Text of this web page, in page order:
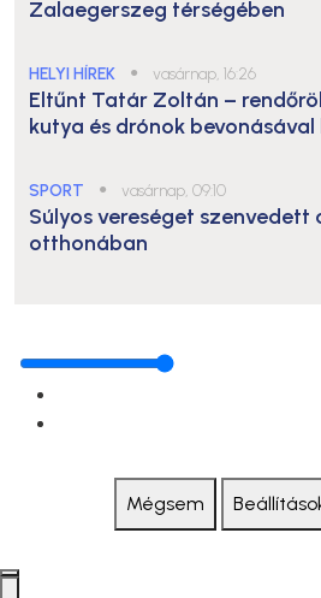
Zalaegerszeg térségében
HELYI HÍREK ● vasárnap, 16:26
Eltűnt Tatár Zoltán –
kutya és drónok bevonásával
SPORT ● vasárnap, 09:10
Súlyos vereséget szenvedett
otthonában
Mégsem